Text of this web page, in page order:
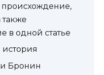
также
в одной статье
Бронин